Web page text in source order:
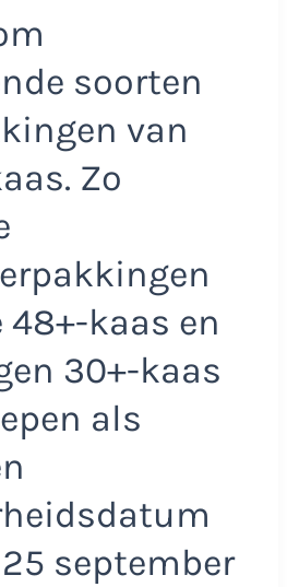
soorten
van
Zo
kaas en
30+-kaas
als
september